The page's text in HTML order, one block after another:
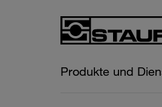
Produkte und